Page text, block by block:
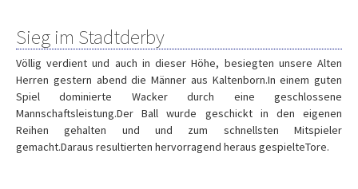
Sieg im Stadtderby
Völlig verdient und auch in dieser Höhe, besiegten unsere Alten
Herren gestern abend die Männer aus Kaltenborn.In einem guten
Spiel dominierte Wacker durch eine geschlossene
Mannschaftsleistung.Der Ball wurde geschickt in den eigenen
Reihen gehalten und und zum schnellsten Mitspieler
gemacht.Daraus resultierten hervorragend heraus gespielteTore.